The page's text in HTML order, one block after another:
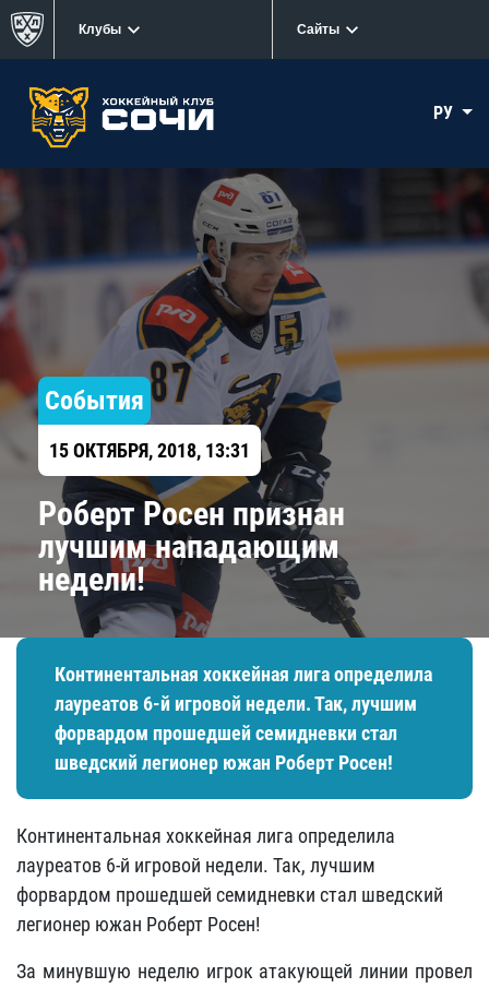
Клубы Сайты
РУ
События
15 ОКТЯБРЯ, 2018, 13:31
Роберт Росен признан
лучшим нападающим
недели!
Континентальная хоккейная лига определила
лауреатов 6-й игровой недели. Так, лучшим
форвардом прошедшей семидневки стал
шведский легионер южан Роберт Росен!
Континентальная хоккейная лига определила
лауреатов 6-й игровой недели. Так, лучшим
форвардом прошедшей семидневки стал шведский
легионер южан Роберт Росен!
За минувшую неделю игрок атакующей линии провел